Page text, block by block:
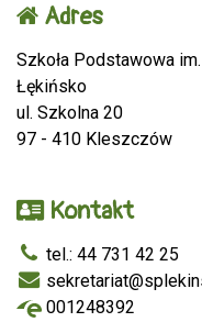
Adres
Szkoła Podstawowa
Łękińsko
ul. Szkolna 20
97 - 410 Kleszczów
Kontakt
tel.: 44 731 42 25
001248392